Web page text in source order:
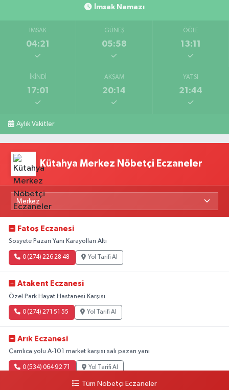
İmsak Namazı
İMSAK
04:21
GÜNEŞ
05:58
ÖĞLE
13:11
İKINDI
17:01
AKŞAM
20:14
YATSI
21:44
Aylık Vakitler
Kütahya Merkez Nöbetçi Eczaneler
Fatoş Eczanesi
Sosyete Pazarı Yanı Karayolları Altı
0 (274) 226 28 48 Yol Tarifi Al
Atakent Eczanesi
Özel Park Hayat Hastanesi Karşısı
0 (274) 271 51 55 Yol Tarifi Al
Arık Eczanesi
Çamlıca yolu A-101 market karşısı salı pazarı yanı
0 (534) 064 92 71 Yol Tarifi Al
Tüm Nöbetçi Eczaneler